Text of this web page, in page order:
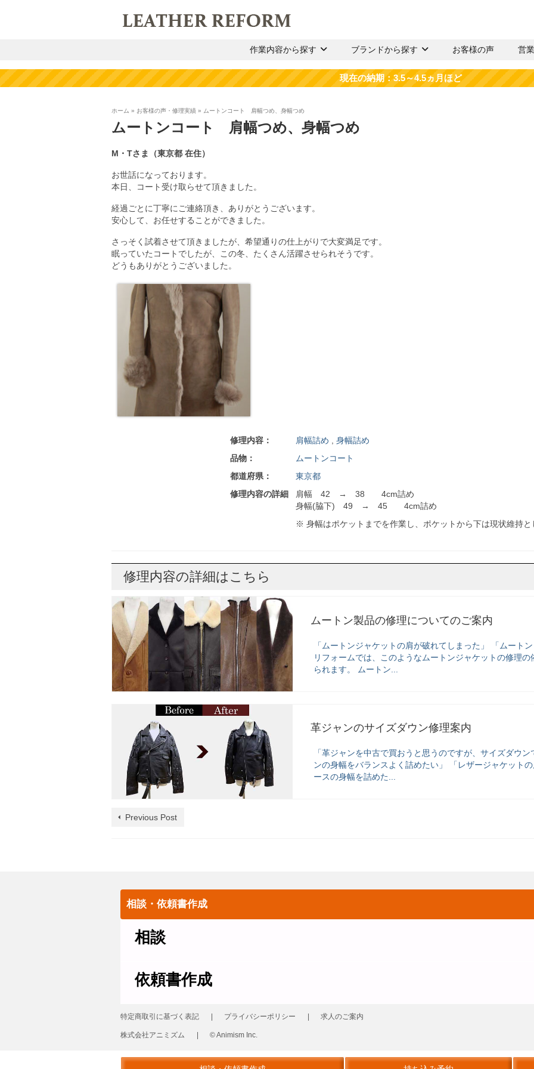
作業内容から探す ブランドから探す お客様の声 営
ホーム » お客様の声・修理実績 » ムートンコート 肩幅つめ、身幅つめ
ムートンコート 肩幅つめ、身幅つめ
M・Tさま（東京都 在住）
お世話になっております。
本日、コート受け取らせて頂きました。
経過ごとに丁寧にご連絡頂き、ありがとうございます。
安心して、お任せすることができました。
さっそく試着させて頂きましたが、希望通りの仕上がりで大変満足です。
眠っていたコートでしたが、この冬、たくさん活躍させられそうです。
どうもありがとうございました。
修理内容： 肩幅詰め , 身幅詰め
品物：
ムートンコート
都道府県：
東京都
修理内容の詳細
肩幅 42 → 38 4cm詰め
身幅(脇下) 49 → 45 4cm詰め
※ 身幅はポケットまでを作業し、ポケットから下は現状維持と
修理内容の詳細はこちら
ムートン製品の修理についてのご案内
「ムートンジャケットの肩が破れてしまった」 「ムート
リフォームでは、このようなムートンジャケットの修理
られます。 ムートン...
革ジャンのサイズダウン修理案内
「革ジャンを中古で買おうと思うのですが、サイズダウ
ンの身幅をバランスよく詰めたい」 「レザージャケット
ースの身幅を詰めた...
Previous Post
相談・依頼書作成
相談
依頼書作成
特定商取引に基づく表記 プライバシーポリシー 求人のご案内
株式会社アニミズム © Animism Inc.
© 2026 革製品の修理 レザーリフォーム